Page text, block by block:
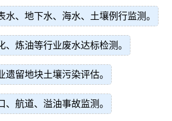
水、地下水、海水、土壤例行监测。
、炼油等行业废水达标检测。
遗留地块土壤污染评估。
、航道、溢油事故监测。